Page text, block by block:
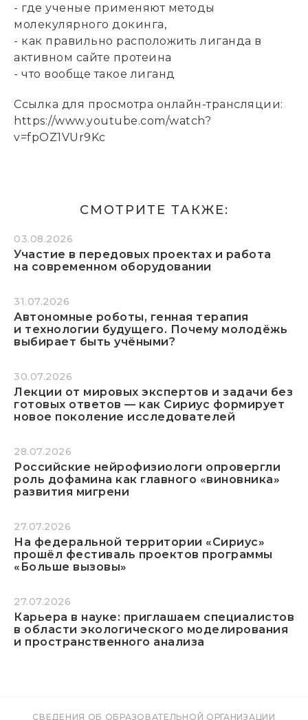
- где ученые применяют методы
молекулярного докинга,
- как правильно расположить лиганда в
активном сайте протеина
- что вообще такое лиганд
Ссылка для просмотра онлайн-трансляции:
https://www.youtube.com/watch?
v=fpOZ1VUr9Kc
СМОТРИТЕ ТАКЖЕ:
03.08.2026
Участие в передовых проектах и работа
на современном оборудовании
31.07.2026
Автономные роботы, генная терапия
и технологии будущего. Почему молодёжь
выбирает быть учёными?
30.07.2026
Лекции от мировых экспертов и задачи без
готовых ответов — как Сириус формирует
новое поколение исследователей
28.07.2026
Российские нейрофизиологи опровергли
роль дофамина как главного «виновника»
развития мигрени
27.07.2026
На федеральной территории «Сириус»
прошёл фестиваль проектов программы
«Больше вызовы»
27.07.2026
Карьера в науке: приглашаем специалистов
в области экологического моделирования
и пространственного анализа
СВЕДЕНИЯ ОБ ОБРАЗОВАТЕЛЬНОЙ ОРГАНИЗАЦИИ